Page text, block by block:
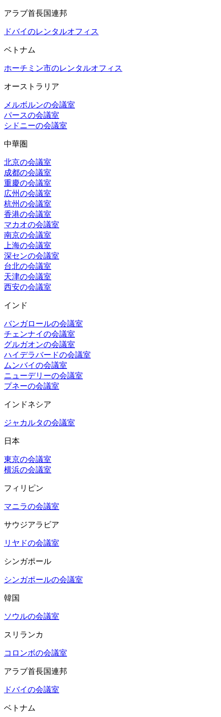
アラブ首長国連邦
ドバイのレンタルオフィス
ベトナム
ホーチミン市のレンタルオフィス
オーストラリア
メルボルンの会議室
パースの会議室
シドニーの会議室
中華圏
北京の会議室
成都の会議室
重慶の会議室
広州の会議室
杭州の会議室
香港の会議室
マカオの会議室
南京の会議室
上海の会議室
深センの会議室
台北の会議室
天津の会議室
西安の会議室
インド
バンガロールの会議室
チェンナイの会議室
グルガオンの会議室
ハイデラバードの会議室
ムンバイの会議室
ニューデリーの会議室
プネーの会議室
インドネシア
ジャカルタの会議室
日本
東京の会議室
横浜の会議室
フィリピン
マニラの会議室
サウジアラビア
リヤドの会議室
シンガポール
シンガポールの会議室
韓国
ソウルの会議室
スリランカ
コロンボの会議室
アラブ首長国連邦
ドバイの会議室
ベトナム